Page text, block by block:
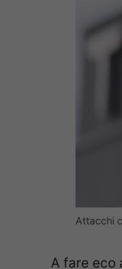
Attacchi
A fare eco